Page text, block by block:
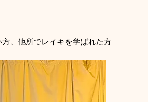
、他所でレイキを学ばれた方